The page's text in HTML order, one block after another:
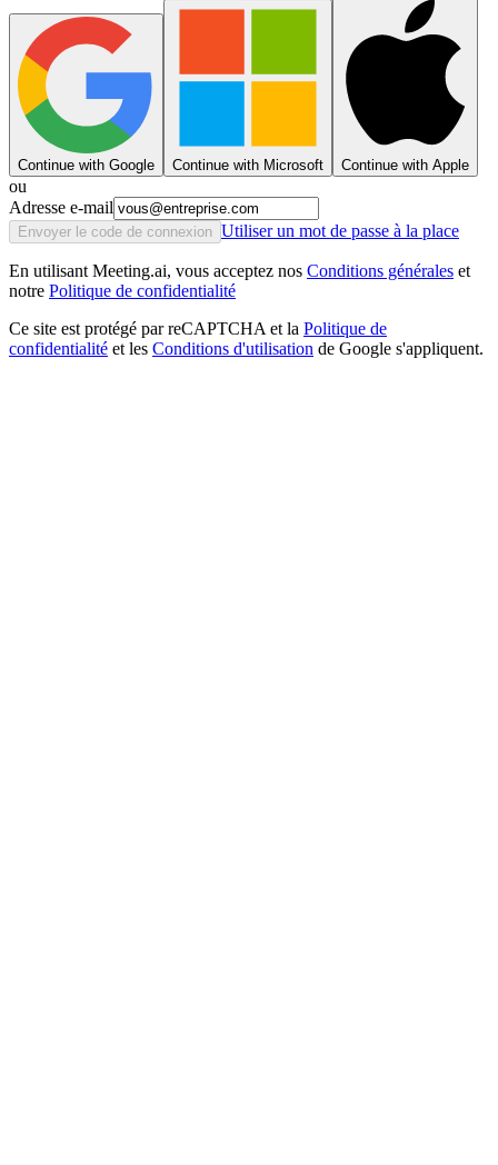
Continue with Google Continue with Microsoft Continue with Apple
ou
Adresse e-mail
Envoyer le code de connexion Utiliser un mot de passe à la place
En utilisant Meeting.ai, vous acceptez nos Conditions générales et
notre Politique de confidentialité
Ce site est protégé par reCAPTCHA et la Politique de
confidentialité et les Conditions d'utilisation de Google s'appliquent.